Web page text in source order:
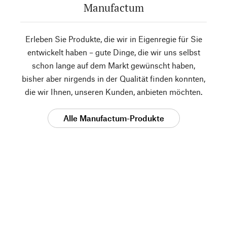
Manufactum
Erleben Sie Produkte, die wir in Eigenregie für Sie
entwickelt haben – gute Dinge, die wir uns selbst
schon lange auf dem Markt gewünscht haben,
bisher aber nirgends in der Qualität finden konnten,
die wir Ihnen, unseren Kunden, anbieten möchten.
Alle Manufactum-Produkte